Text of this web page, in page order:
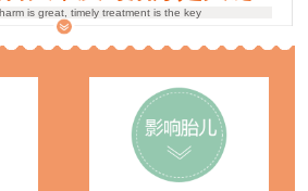
is great, timely treatment is the key